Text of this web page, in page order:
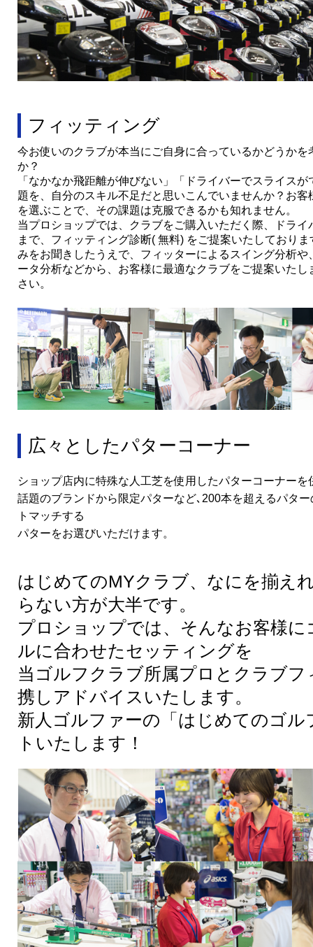
フィッティング
今お使いのクラブが本当にご自身に合っているかどうかを
か？
「なかなか飛距離が伸びない」「ドライバーでスライス
題を、自分のスキル不足だと思いこんでいませんか？お客
を選ぶことで、その課題は克服できるかも知れません。
当プロショップでは、クラブをご購入いただく際、ドライ
まで、フィッティング診断( 無料) をご提案いたしており
みをお聞きしたうえで、フィッターによるスイング分析や
ータ分析などから、お客様に最適なクラブをご提案いたし
さい。
広々としたパターコーナー
ショップ店内に特殊な人工芝を使用したパターコーナーを
話題のブランドから限定パターなど､200本を超えるパタ
トマッチする
パターをお選びいただけます。
はじめてのMYクラブ、なにを揃え
らない方が大半です。
プロショップでは、そんなお客様に
ルに合わせたセッティングを
当ゴルフクラブ所属プロとクラブフ
携しアドバイスいたします。
新人ゴルファーの「はじめてのゴル
トいたします！